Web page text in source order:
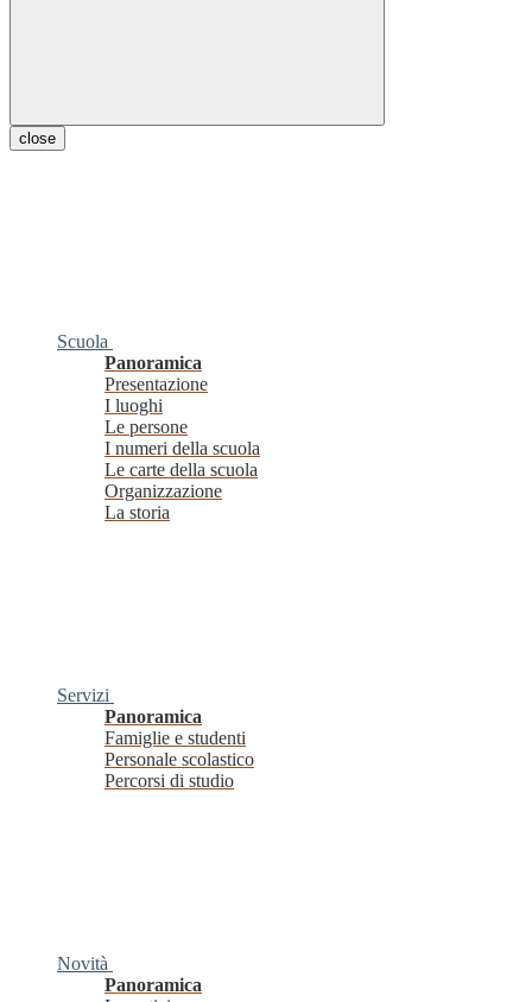
close
Scuola
Panoramica
Presentazione
I luoghi
Le persone
I numeri della scuola
Le carte della scuola
Organizzazione
La storia
Servizi
Panoramica
Famiglie e studenti
Personale scolastico
Percorsi di studio
Novità
Panoramica